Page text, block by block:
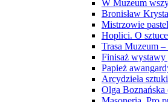
W Muzeum
Bronisław
Mistrzowie
Hoplici. O
Trasa Muzeum
Finisaż wystawy
Papież
Arcydzieła
Olga